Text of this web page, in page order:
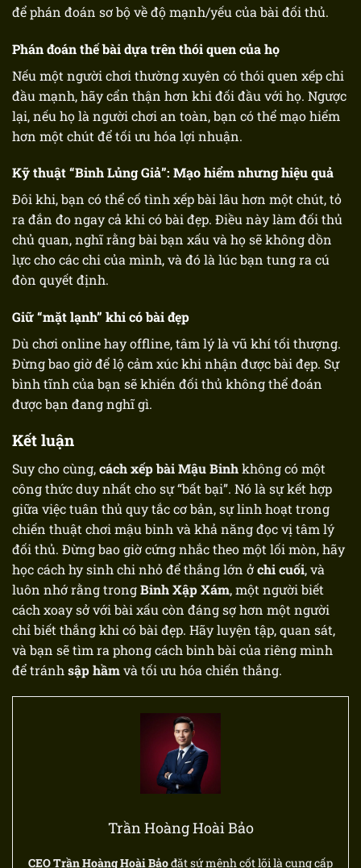
để phán đoán sơ bộ về độ mạnh/yếu của bài đối thủ.
Phán đoán thế bài dựa trên thói quen của họ
Nếu một người chơi thường xuyên có thói quen xếp chi
đầu mạnh, hãy cẩn thận hơn khi đối đầu với họ. Ngược
lại, nếu họ là người chơi an toàn, bạn có thể mạo hiểm
hơn một chút để tối ưu hóa lợi nhuận.
Kỹ thuật “Binh Lủng Giả”: Mạo hiểm nhưng hiệu quả
Đôi khi, bạn có thể cố tình xếp bài lâu hơn một chút, tỏ
ra đắn đo ngay cả khi có bài đẹp. Điều này làm đối thủ
chủ quan, nghĩ rằng bài bạn xấu và họ sẽ không dồn
lực cho các chi của mình, và đó là lúc bạn tung ra cú
đòn quyết định.
Giữ “mặt lạnh” khi có bài đẹp
Dù chơi online hay offline, tâm lý là vũ khí tối thượng.
Đừng bao giờ để lộ cảm xúc khi nhận được bài đẹp. Sự
bình tĩnh của bạn sẽ khiến đối thủ không thể đoán
được bạn đang nghĩ gì.
Kết luận
Suy cho cùng,cách xếp bài Mậu Binhkhông có một
công thức duy nhất cho sự “bất bại”. Nó là sự kết hợp
giữa việc tuân thủ quy tắc cơ bản, sự linh hoạt trong
chiến thuật chơi mậu binh và khả năng đọc vị tâm lý
đối thủ. Đừng bao giờ cứng nhắc theo một lối mòn, hãy
học cách hy sinh chi nhỏ để thắng lớn ởchi cuối, và
luôn nhớ rằng trongBinh Xập Xám, một người biết
cách xoay sở với bài xấu còn đáng sợ hơn một người
chỉ biết thắng khi có bài đẹp. Hãy luyện tập, quan sát,
và bạn sẽ tìm ra phong cách binh bài của riêng mình
để tránh sập hầmvà tối ưu hóa chiến thắng.
Trần Hoàng Hoài Bảo
CEO Trần Hoàng Hoài Bảođặt sứ mệnh cốt lõi là cung cấp